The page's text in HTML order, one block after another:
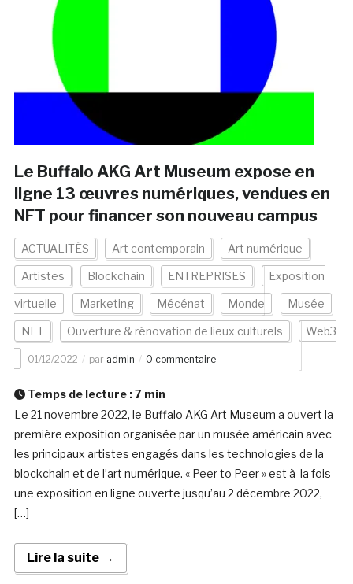
Le Buffalo AKG Art Museum expose en
ligne 13 œuvres numériques, vendues en
NFT pour financer son nouveau campus
ACTUALITÉS Art contemporain Art numérique
Artistes Blockchain ENTREPRISES Exposition
virtuelle Marketing Mécénat Monde Musée
NFT Ouverture & rénovation de lieux culturels Web3
01/12/2022 par admin 0 commentaire
Temps de lecture :7 min
Le 21 novembre 2022, le Buffalo AKG Art Museum a ouvert la
première exposition organisée par un musée américain avec
les principaux artistes engagés dans les technologies de la
blockchain et de l’art numérique. « Peer to Peer » est à la fois
une exposition en ligne ouverte jusqu’au 2 décembre 2022,
[…]
Lire la suite →